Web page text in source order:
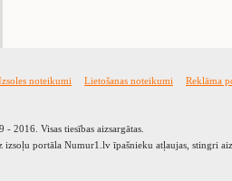
noteikumi Lietošanas noteikumi
Reklāma
2016. Visas tiesības aizsargātas.
izsoļu portāla Numur1.lv īpašnieku atļaujas, stingri